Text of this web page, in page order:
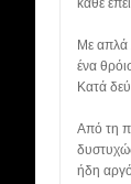
κάθε
Με απλά
ένα
Κατά
Από τη
ήδη